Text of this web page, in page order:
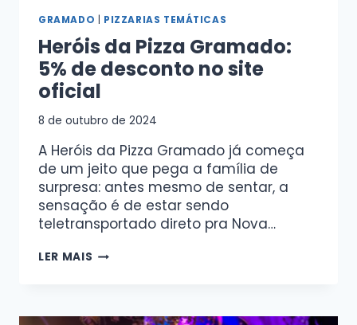
GRAMADO PIZZARIAS TEMÁTICAS
Heróis da Pizza Gramado:
5% de desconto no site
oficial
8 de outubro de 2024
A Heróis da Pizza Gramado já começa
de um jeito que pega a família de
surpresa: antes mesmo de sentar, a
sensação é de estar sendo
teletransportado direto pra Nova…
LER MAIS